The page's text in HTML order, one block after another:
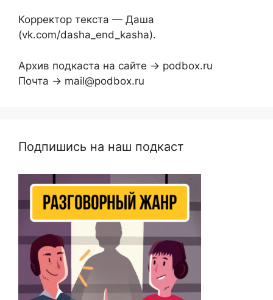
Корректор текста — Даша
(vk.com/dasha_end_kasha).
Архив подкаста на сайте → podbox.ru
Почта → mail@podbox.ru
Подпишись на наш подкаст